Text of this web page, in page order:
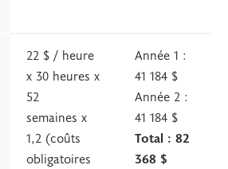
22 $ / heure
x 30 heures x
52
semaines x
1,2 (coûts
obligatoires
Année 1 :
41 184 $
Année 2 :
41 184 $
Total : 82
368 $